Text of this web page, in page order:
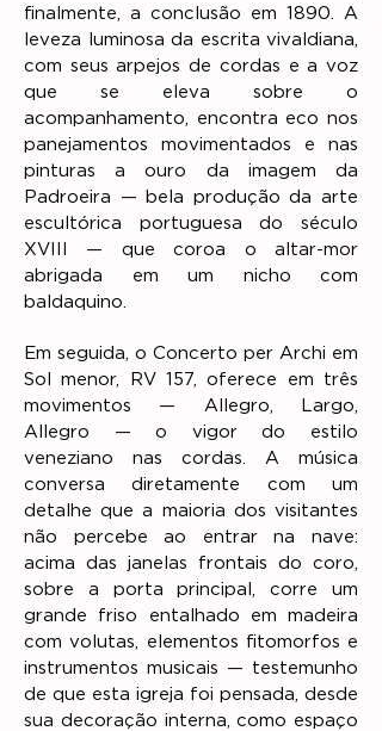
finalmente, a conclusão em 1890. A
leveza luminosa da escrita vivaldiana,
com seus arpejos de cordas e a voz
que se eleva sobre o
acompanhamento, encontra eco nos
panejamentos movimentados e nas
pinturas a ouro da imagem da
Padroeira — bela produção da arte
escultórica portuguesa do século
XVIII — que coroa o altar-mor
abrigada em um nicho com
baldaquino.
Em seguida, o Concerto per Archi em
Sol menor, RV 157, oferece em três
movimentos — Allegro, Largo,
Allegro — o vigor do estilo
veneziano nas cordas. A música
conversa diretamente com um
detalhe que a maioria dos visitantes
não percebe ao entrar na nave:
acima das janelas frontais do coro,
sobre a porta principal, corre um
grande friso entalhado em madeira
com volutas, elementos fitomorfos e
instrumentos musicais — testemunho
de que esta igreja foi pensada, desde
sua decoração interna, como espaço